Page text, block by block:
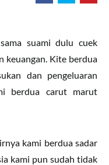
suami dulu cuek
keuangan. Kite berdua
dan pengeluaran
berdua carut marut
kami berdua sadar
kami pun sudah tidak